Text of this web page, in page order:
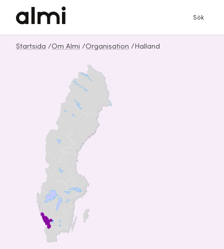
Sök
Startsida /Om Almi /Organisation / Halland